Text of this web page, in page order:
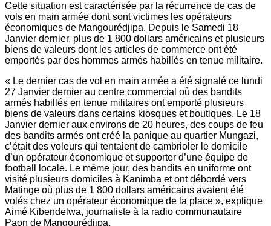
Cette situation est caractérisée par la récurrence de cas de
vols en main armée dont sont victimes les opérateurs
économiques de Mangourédjipa. Depuis le Samedi 18
Janvier dernier, plus de 1 800 dollars américains et plusieurs
biens de valeurs dont les articles de commerce ont été
emportés par des hommes armés habillés en tenue militaire.
« Le dernier cas de vol en main armée a été signalé ce lundi
27 Janvier dernier au centre commercial où des bandits
armés habillés en tenue militaires ont emporté plusieurs
biens de valeurs dans certains kiosques et boutiques. Le 18
Janvier dernier aux environs de 20 heures, des coups de feu
des bandits armés ont créé la panique au quartier Mungazi,
c’était des voleurs qui tentaient de cambrioler le domicile
d’un opérateur économique et supporter d’une équipe de
football locale. Le même jour, des bandits en uniforme ont
visité plusieurs domiciles à Kanimba et ont débordé vers
Matinge où plus de 1 800 dollars américains avaient été
volés chez un opérateur économique de la place », explique
Aimé Kibendelwa, journaliste à la radio communautaire
Paon de Mangourédjipa.